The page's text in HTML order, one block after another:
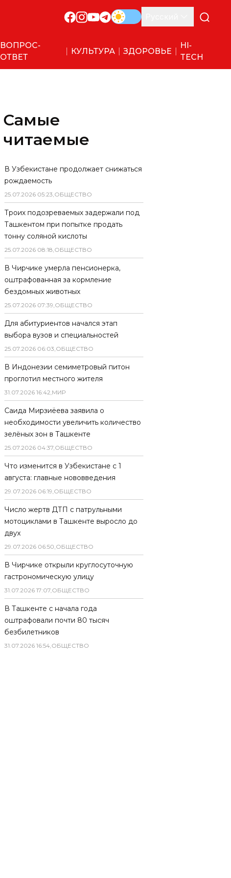
ВОПРОС-
ОТВЕТ
КУЛЬТУРА ЗДОРОВЬЕ
HI-
TECH
Самые
читаемые
В Узбекистане продолжает снижаться
рождаемость
25.07.2026 05:23,ОБЩЕСТВО
Троих подозреваемых задержали под
Ташкентом при попытке продать
тонну соляной кислоты
25.07.2026 08:18,ОБЩЕСТВО
В Чирчике умерла пенсионерка,
оштрафованная за кормление
бездомных животных
25.07.2026 07:39,ОБЩЕСТВО
Для абитуриентов начался этап
выбора вузов и специальностей
25.07.2026 06:03,ОБЩЕСТВО
В Индонезии семиметровый питон
проглотил местного жителя
31.07.2026 16:42,МИР
Саида Мирзиёева заявила о
необходимости увеличить количество
зелёных зон в Ташкенте
25.07.2026 04:37,ОБЩЕСТВО
Что изменится в Узбекистане с 1
августа: главные нововведения
29.07.2026 06:19,ОБЩЕСТВО
Число жертв ДТП с патрульными
мотоциклами в Ташкенте выросло до
двух
29.07.2026 06:50,ОБЩЕСТВО
В Чирчике открыли круглосуточную
гастрономическую улицу
31.07.2026 17:07,ОБЩЕСТВО
В Ташкенте с начала года
оштрафовали почти 80 тысяч
безбилетников
31.07.2026 16:54,ОБЩЕСТВО